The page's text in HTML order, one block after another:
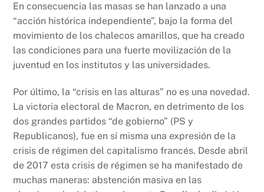
En consecuencia las masas se han lanzado a una
“acción histórica independiente”, bajo la forma del
movimiento de los chalecos amarillos, que ha creado
las condiciones para una fuerte movilización de la
juventud en los institutos y las universidades.
Por último, la “crisis en las alturas” no es una novedad.
La victoria electoral de Macron, en detrimento de los
dos grandes partidos “de gobierno” (PS y
Republicanos), fue en sí misma una expresión de la
crisis de régimen del capitalismo francés. Desde abril
de 2017 esta crisis de régimen se ha manifestado de
muchas maneras: abstención masiva en las